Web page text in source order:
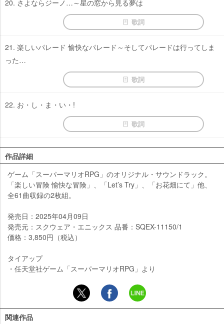
20. さよならジーノ…～星の窓から見る夢は
歌詞
21. 楽しいパレード 愉快なパレード～そしてパレードは行ってしま
った…
歌詞
22. お・し・ま・い・!
歌詞
作品詳細
ゲーム「スーパーマリオRPG」のオリジナル・サウンドラック。
「楽しい冒険 愉快な冒険」、「Let’s Try」、「お花畑にて」他、
全61曲収録の2枚組。
発売日：2025年04月09日
発売元：スクウェア・エニックス 品番：SQEX-11150/1
価格：3,850円（税込）
タイアップ
・任天堂社ゲーム「スーパーマリオRPG」より
関連作品